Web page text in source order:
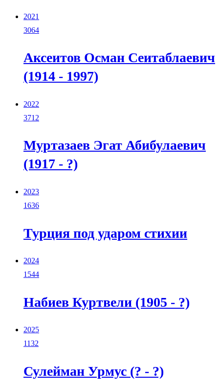
2021
3064
Аксеитов Осман Сеитаблаевич
(1914 - 1997)
2022
3712
Муртазаев Эгат Абибулаевич
(1917 - ?)
2023
1636
Турция под ударом стихии
2024
1544
Набиев Куртвели (1905 - ?)
2025
1132
Сулейман Урмус (? - ?)